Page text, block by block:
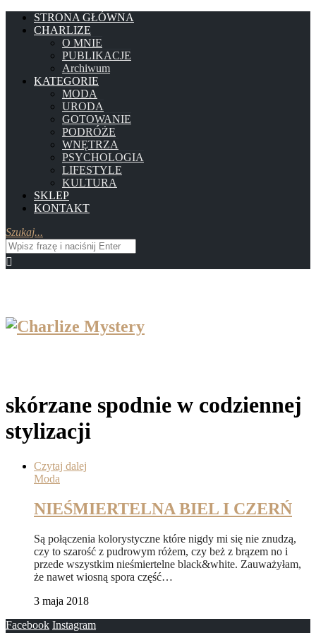
STRONA GŁÓWNA
CHARLIZE
O MNIE
PUBLIKACJE
Archiwum
KATEGORIE
MODA
URODA
GOTOWANIE
PODRÓŻE
WNĘTRZA
PSYCHOLOGIA
LIFESTYLE
KULTURA
SKLEP
KONTAKT
Szukaj...
skórzane spodnie w codziennej
stylizacji
Czytaj dalej
Moda
NIEŚMIERTELNA BIEL I CZERŃ
Są połączenia kolorystyczne które nigdy mi się nie znudzą,
czy to szarość z pudrowym różem, czy beż z brązem no i
przede wszystkim nieśmiertelne black&white. Zauważyłam,
że nawet wiosną spora część…
3 maja 2018
Facebook Instagram